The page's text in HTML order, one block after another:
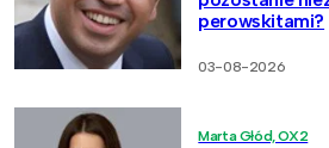
perowskitami?
03-08-2026
Marta Głód, OX2